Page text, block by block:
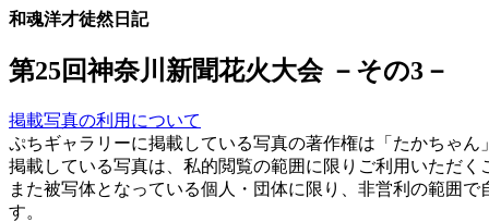
和魂洋才徒然日記
第25回神奈川新聞花火大会 －その3－
掲載写真の利用について
ぷちギャラリーに掲載している写真の著作権は「たかちゃん
掲載している写真は、私的閲覧の範囲に限りご利用いただく
また被写体となっている個人・団体に限り、非営利の範囲
す。